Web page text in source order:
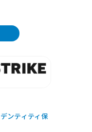
ンティティ保